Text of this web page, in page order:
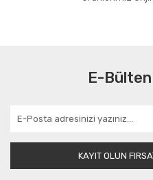
E-
KAYIT OLUN